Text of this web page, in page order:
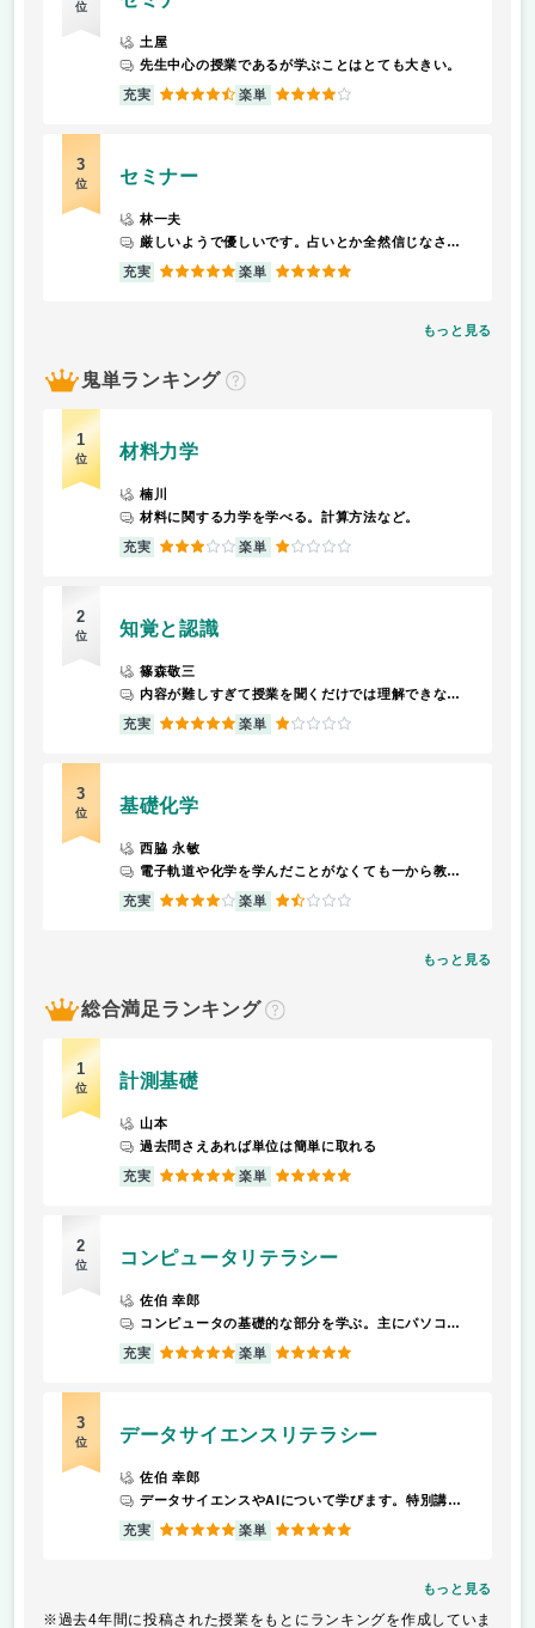
位
土屋
先生中心の授業であるが学ぶことはとても大きい。
充実 4.5 楽単 4
3
位 セミナー
林一夫
厳しいようで優しいです。占いとか全然信じなさそうですが、生徒のこと占い師並みにカテゴライズしてきます。 天然で面白い人です。変わってます。
充実 5 楽単 5
もっと見る
鬼単ランキング
？
1
位 材料力学
楠川
材料に関する力学を学べる。計算方法など。
充実 3 楽単 1
2
位 知覚と認識
篠森敬三
内容が難しすぎて授業を聞くだけでは理解できない。ネットで調べようとしてもマイナーな情報すぎてまともにヒットしないor英語or結局理解できない。単位は取れるが高い成績を出すのは難しい。
充実 5 楽単 1
3
位 基礎化学
西脇 永敏
電子軌道や化学を学んだことがなくても一から教えてくれ、知識は多少身につくと思う。
充実 4 楽単 1.5
もっと見る
総合満足ランキング
？
1
位 計測基礎
山本
過去問さえあれば単位は簡単に取れる
充実 5 楽単 5
2
位 コンピュータリテラシー
佐伯 幸郎
コンピュータの基礎的な部分を学ぶ。主にパソコン使うので、毎回持ってくる。メールの書き方やマナー、パソコンを使っていく上での注意点などを学ぶ。
充実 5 楽単 5
3
位 データサイエンスリテラシー
佐伯 幸郎
データサイエンスやAIについて学びます。特別講師を招いた講演もあり、内容はとても充実しています。
充実 5 楽単 5
もっと見る
※過去4年間に投稿された授業をもとにランキングを作成していま